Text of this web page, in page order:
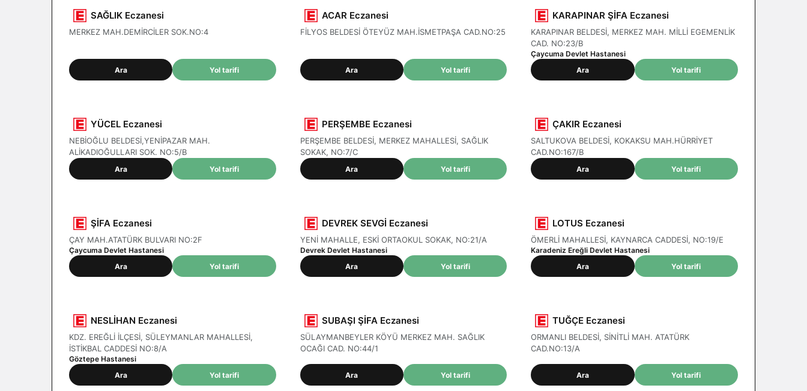
SAĞLIK Eczanesi
MERKEZ MAH.DEMİRCİLER SOK.NO:4
Ara Yol tarifi
ACAR Eczanesi
FİLYOS BELDESİ ÖTEYÜZ MAH.İSMETPAŞA CAD.NO:25
Ara Yol tarifi
KARAPINAR ŞİFA Eczanesi
KARAPINAR BELDESİ, MERKEZ MAH. MİLLİ EGEMENLİK
CAD. NO:23/B
Çaycuma Devlet Hastanesi
Ara
Yol tarifi
YÜCEL Eczanesi
NEBİOĞLU BELDESİ,YENİPAZAR MAH.
ALİKADIOĞULLARI SOK. NO:5/B
Ara Yol tarifi
PERŞEMBE Eczanesi
PERŞEMBE BELDESİ, MERKEZ MAHALLESİ, SAĞLIK
SOKAK, NO:7/C
Ara Yol tarifi
ÇAKIR Eczanesi
SALTUKOVA BELDESİ, KOKAKSU MAH.HÜRRİYET
CAD.NO:167/B
Ara Yol tarifi
ŞİFA Eczanesi
ÇAY MAH.ATATÜRK BULVARI NO:2F
Çaycuma Devlet Hastanesi
Ara
Yol tarifi
DEVREK SEVGİ Eczanesi
YENİ MAHALLE, ESKİ ORTAOKUL SOKAK, NO:21/A
Devrek Devlet Hastanesi
Ara
Yol tarifi
LOTUS Eczanesi
ÖMERLİ MAHALLESİ, KAYNARCA CADDESİ, NO:19/E
Karadeniz Ereğli Devlet Hastanesi
Ara
Yol tarifi
NESLİHAN Eczanesi
KDZ. EREĞLİ İLÇESİ, SÜLEYMANLAR MAHALLESİ,
İSTİKBAL CADDESİ NO:8/A
Göztepe Hastanesi
Ara
Yol tarifi
SUBAŞI ŞİFA Eczanesi
SÜLAYMANBEYLER KÖYÜ MERKEZ MAH. SAĞLIK
OCAĞI CAD. NO:44/1
Ara Yol tarifi
TUĞÇE Eczanesi
ORMANLI BELDESİ, SİNİTLİ MAH. ATATÜRK
CAD.NO:13/A
Ara Yol tarifi